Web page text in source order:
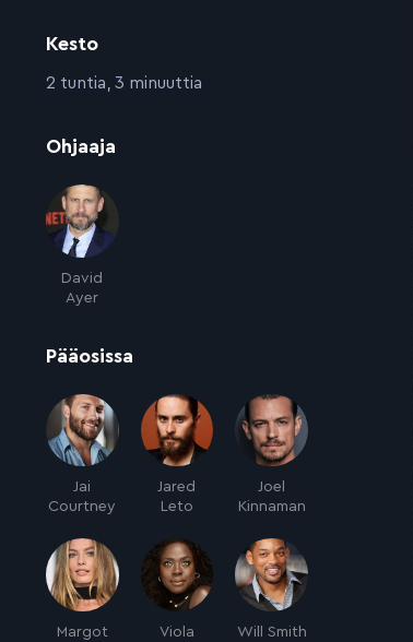
Kesto
:2 tuntia, 3 minuuttia
Ohjaaja
David
Ayer
Pääosissa
Jai
Courtney
Jared
Leto
Joel
Kinnaman
Margot
Viola
Will Smith